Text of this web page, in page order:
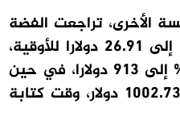
الأخرى، تراجعت الفضة
في المعاملات الفورية 1% إلى 26.91 دولارا للأوقية،
كما انخفض البلاتين 0.45% إلى 913 دولارا، في حين
نزل البلاديوم 0.61% إلى 1002.73 دولار، وقت كتابة